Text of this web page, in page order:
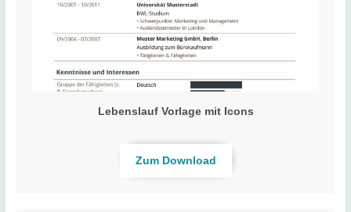
Lebenslauf Vorlage mit Icons
Zum Download